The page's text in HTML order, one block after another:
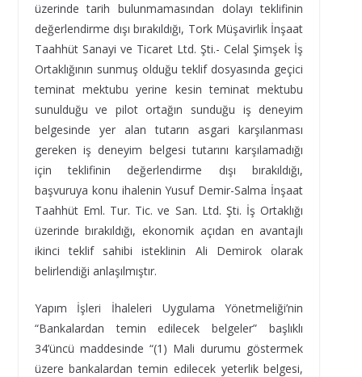
üzerinde tarih bulunmamasından dolayı teklifinin
değerlendirme dışı bırakıldığı, Tork Müşavirlik İnşaat
Taahhüt Sanayi ve Ticaret Ltd. Şti.- Celal Şimşek İş
Ortaklığının sunmuş olduğu teklif dosyasında geçici
teminat mektubu yerine kesin teminat mektubu
sunulduğu ve pilot ortağın sunduğu iş deneyim
belgesinde yer alan tutarın asgari karşılanması
gereken iş deneyim belgesi tutarını karşılamadığı
için teklifinin değerlendirme dışı bırakıldığı,
başvuruya konu ihalenin Yusuf Demir-Salma İnşaat
Taahhüt Eml. Tur. Tic. ve San. Ltd. Şti. İş Ortaklığı
üzerinde bırakıldığı, ekonomik açıdan en avantajlı
ikinci teklif sahibi isteklinin Ali Demirok olarak
belirlendiği anlaşılmıştır.
Yapım İşleri İhaleleri Uygulama Yönetmeliği’nin
“Bankalardan temin edilecek belgeler” başlıklı
34’üncü maddesinde “(1) Mali durumu göstermek
üzere bankalardan temin edilecek yeterlik belgesi,